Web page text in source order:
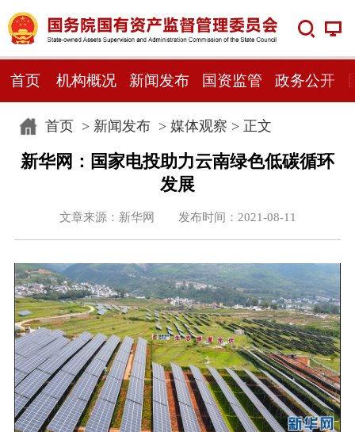
首页 机构概况 新闻发布 国资监管 政务公开
首页> 新闻发布> 媒体观察 > 正文
新华网：国家电投助力云南绿色低碳循环
发展
文章来源：新华网 发布时间：2021-08-11